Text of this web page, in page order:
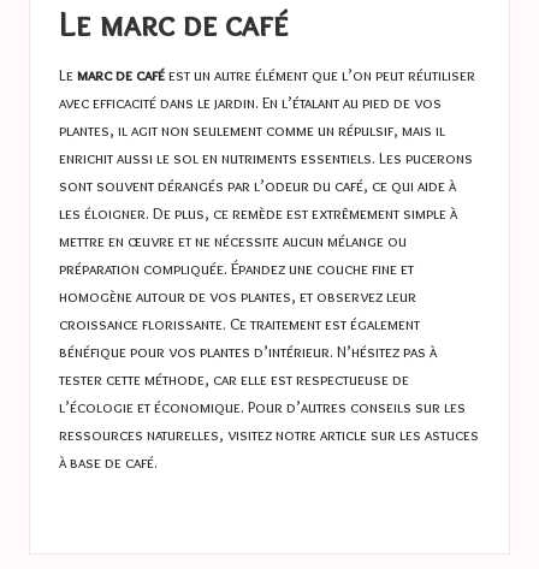
Le marc de café
Lemarc de caféest un autre élément que l’on peut réutiliser
avec efficacité dans le jardin. En l’étalant au pied de vos
plantes, il agit non seulement comme un répulsif, mais il
enrichit aussi le sol en nutriments essentiels. Les pucerons
sont souvent dérangés par l’odeur du café, ce qui aide à
les éloigner. De plus, ce remède est extrêmement simple à
mettre en œuvre et ne nécessite aucun mélange ou
préparation compliquée. Épandez une couche fine et
homogène autour de vos plantes, et observez leur
croissance florissante. Ce traitement est également
bénéfique pour vos plantes d’intérieur. N’hésitez pas à
tester cette méthode, car elle est respectueuse de
l’écologie et économique. Pour d’autres conseils sur les
ressources naturelles, visitez notre article sur les astuces
à base de café.